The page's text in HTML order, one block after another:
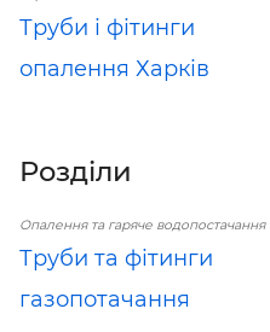
Труби і фітинги
опалення Харків
Розділи
Опалення та гаряче водопостачання
Труби та фітинги
газопотачання